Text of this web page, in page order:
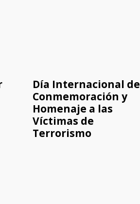
Día Internacional de
Conmemoración y
Homenaje a las
Víctimas de
Terrorismo